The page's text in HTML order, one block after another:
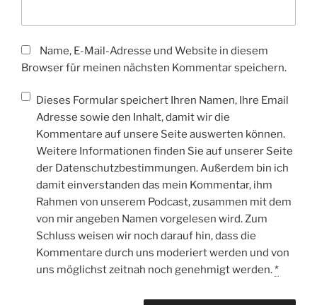
Name, E-Mail-Adresse und Website in diesem
Browser für meinen nächsten Kommentar speichern.
Dieses Formular speichert Ihren Namen, Ihre Email
Adresse sowie den Inhalt, damit wir die
Kommentare auf unsere Seite auswerten können.
Weitere Informationen finden Sie auf unserer Seite
der Datenschutzbestimmungen. Außerdem bin ich
damit einverstanden das mein Kommentar, ihm
Rahmen von unserem Podcast, zusammen mit dem
von mir angeben Namen vorgelesen wird. Zum
Schluss weisen wir noch darauf hin, dass die
Kommentare durch uns moderiert werden und von
uns möglichst zeitnah noch genehmigt werden.*